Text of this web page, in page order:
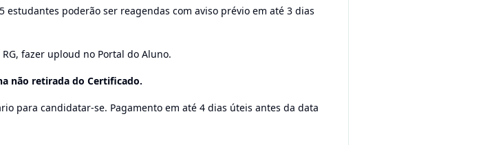
estudantes poderão ser reagendas com aviso prévio em até 3 dias
fazer uploud no Portal do Aluno.
não retirada do Certificado.
para candidatar-se. Pagamento em até 4 dias úteis antes da data